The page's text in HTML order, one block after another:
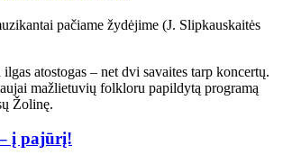
atostogas – net dvi savaites tarp koncertų.
mažlietuvių folkloru papildytą programą
Žolinę.
į pajūrį!